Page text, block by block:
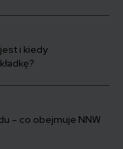
i kiedy
– co obejmuje NNW